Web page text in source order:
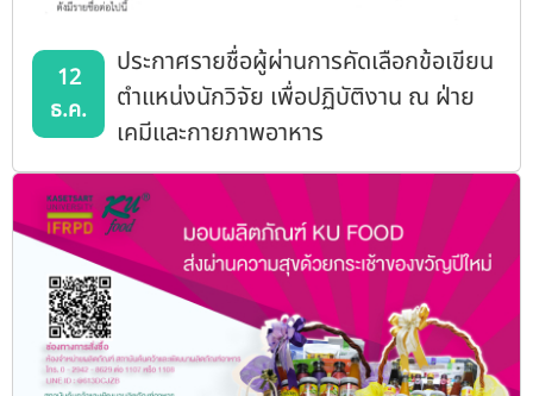
12
ธ.ค.
ประกาศรายชื่อผู้ผ่านการคัดเลือกข้อเขียน
ตำแหน่งนักวิจัย เพื่อปฏิบัติงาน ณ ฝ่าย
เคมีและกายภาพอาหาร